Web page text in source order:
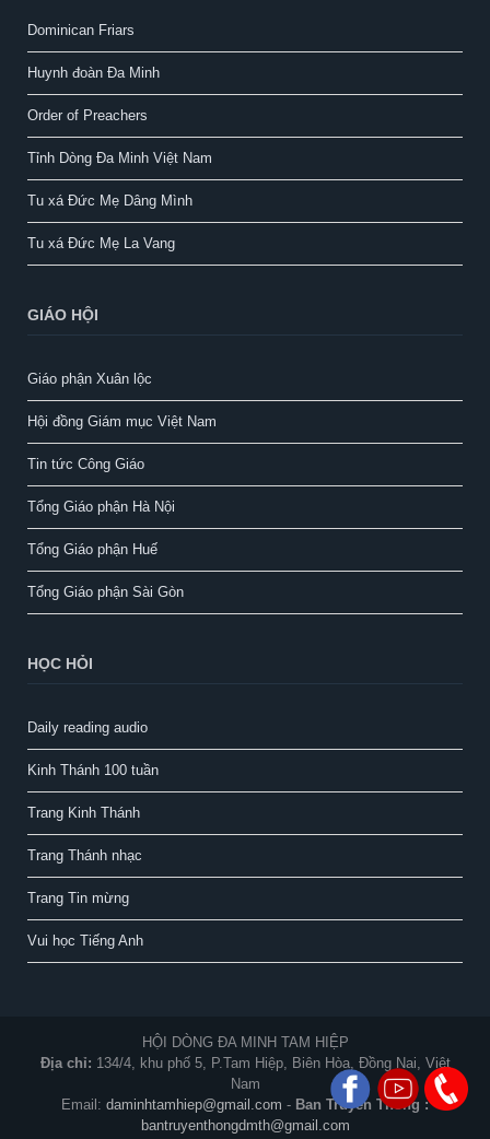
Dominican Friars
Huynh đoàn Đa Minh
Order of Preachers
Tỉnh Dòng Đa Minh Việt Nam
Tu xá Đức Mẹ Dâng Mình
Tu xá Đức Mẹ La Vang
GIÁO HỘI
Giáo phận Xuân lộc
Hội đồng Giám mục Việt Nam
Tin tức Công Giáo
Tổng Giáo phận Hà Nội
Tổng Giáo phận Huế
Tổng Giáo phận Sài Gòn
HỌC HỎI
Daily reading audio
Kinh Thánh 100 tuần
Trang Kinh Thánh
Trang Thánh nhạc
Trang Tin mừng
Vui học Tiếng Anh
HỘI DÒNG ĐA MINH TAM HIỆP
Địa chỉ: 134/4, khu phố 5, P.Tam Hiệp, Biên Hòa, Đồng Nai, Việt
Nam
Email: daminhtamhiep@gmail.com - Ban Truyền Thông :
bantruyenthongdmth@gmail.com